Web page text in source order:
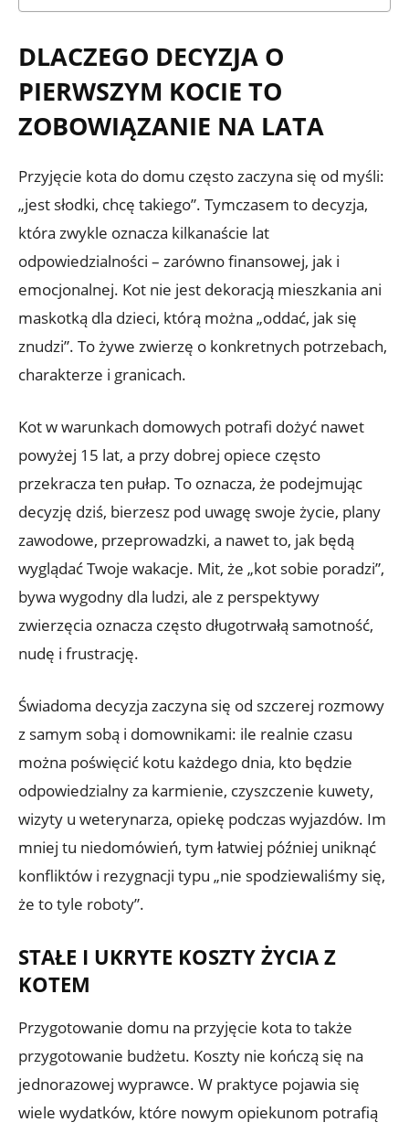
DLACZEGO DECYZJA O
PIERWSZYM KOCIE TO
ZOBOWIĄZANIE NA LATA
Przyjęcie kota do domu często zaczyna się od myśli:
„jest słodki, chcę takiego”. Tymczasem to decyzja,
która zwykle oznacza kilkanaście lat
odpowiedzialności – zarówno finansowej, jak i
emocjonalnej. Kot nie jest dekoracją mieszkania ani
maskotką dla dzieci, którą można „oddać, jak się
znudzi”. To żywe zwierzę o konkretnych potrzebach,
charakterze i granicach.
Kot w warunkach domowych potrafi dożyć nawet
powyżej 15 lat, a przy dobrej opiece często
przekracza ten pułap. To oznacza, że podejmując
decyzję dziś, bierzesz pod uwagę swoje życie, plany
zawodowe, przeprowadzki, a nawet to, jak będą
wyglądać Twoje wakacje. Mit, że „kot sobie poradzi”,
bywa wygodny dla ludzi, ale z perspektywy
zwierzęcia oznacza często długotrwałą samotność,
nudę i frustrację.
Świadoma decyzja zaczyna się od szczerej rozmowy
z samym sobą i domownikami: ile realnie czasu
można poświęcić kotu każdego dnia, kto będzie
odpowiedzialny za karmienie, czyszczenie kuwety,
wizyty u weterynarza, opiekę podczas wyjazdów. Im
mniej tu niedomówień, tym łatwiej później uniknąć
konfliktów i rezygnacji typu „nie spodziewaliśmy się,
że to tyle roboty”.
STAŁE I UKRYTE KOSZTY ŻYCIA Z
KOTEM
Przygotowanie domu na przyjęcie kota to także
przygotowanie budżetu. Koszty nie kończą się na
jednorazowej wyprawce. W praktyce pojawia się
wiele wydatków, które nowym opiekunom potrafią